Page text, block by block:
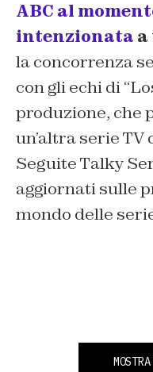
ABC al
intenzionata a
la concorrenza
con gli echi di
produzione, che
un’altra serie TV
Seguite Talky
aggiornati sulle
mondo delle